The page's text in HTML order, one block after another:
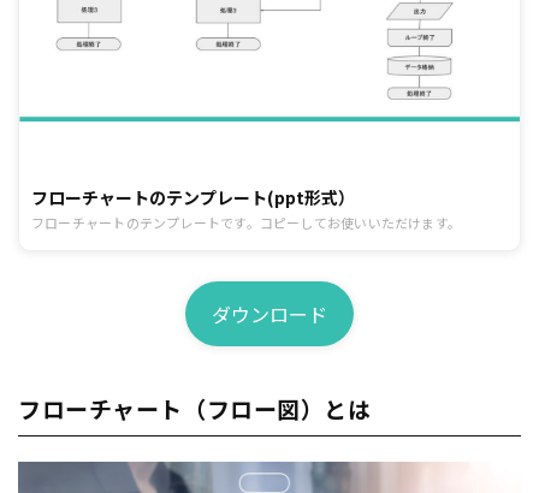
フローチャートのテンプレート(ppt形式）
フローチャートのテンプレートです。コピーしてお使いいただけます。
ダウンロード
フローチャート（フロー図）とは